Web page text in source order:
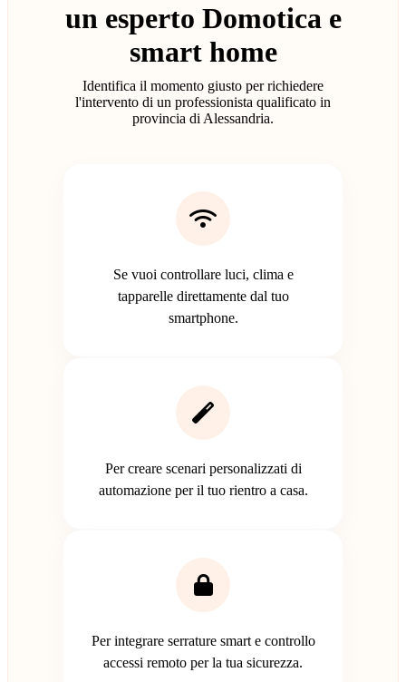
un esperto Domotica e
smart home
Identifica il momento giusto per richiedere
l'intervento di un professionista qualificato in
provincia di Alessandria.
Se vuoi controllare luci, clima e
tapparelle direttamente dal tuo
smartphone.
Per creare scenari personalizzati di
automazione per il tuo rientro a casa.
Per integrare serrature smart e controllo
accessi remoto per la tua sicurezza.